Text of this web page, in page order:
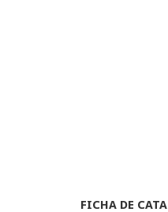
FICHA DE CATA